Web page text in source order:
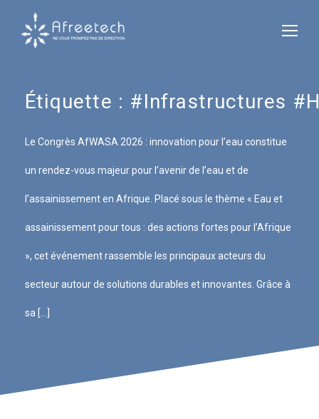
Étiquette : #Infrastructures
Le Congrès AfWASA 2026 : innovation pour l’eau constitue
un rendez-vous majeur pour l’avenir de l’eau et de
l’assainissement en Afrique. Placé sous le thème « Eau et
assainissement pour tous : des actions fortes pour l’Afrique
», cet événement rassemble les principaux acteurs du
secteur autour de solutions durables et innovantes. Grâce à
sa […]